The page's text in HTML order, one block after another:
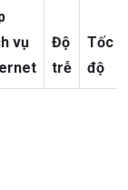
vụ
Độ
trễ
Tốc
độ